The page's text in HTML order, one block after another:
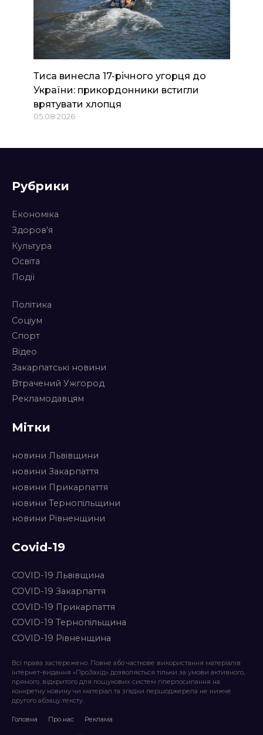
Тиса винесла 17-річного угорця до
України: прикордонники встигли
врятувати хлопця
05.08.2026
Рубрики
Економіка
Здоров’я
Культура
Освіта
Події
Політика
Соціум
Спорт
Відео
Закарпатські новини
Втрачений Ужгород
Рекламодавцям
Мітки
новини Львівщини
новини Закарпаття
новини Прикарпаття
новини Тернопільщини
новини Рівненщини
Covid-19
COVID-19 Львівщина
COVID-19 Закарпаття
COVID-19 Прикарпаття
COVID-19 Тернопільщина
COVID-19 Рівненщина
Всі права застережено. Повне або часткове використання матеріалів
інтернет-видання «ПроЗахід» дозволяється тільки за умови активного,
прямого, відкритого для пошукових систем гіперпосилання на
конкретну новину чи матеріал та згадки першоджерела не нижче
другого абзацу тексту.
Головна Про нас Реклама